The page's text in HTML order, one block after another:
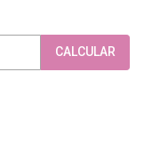
CALCULAR